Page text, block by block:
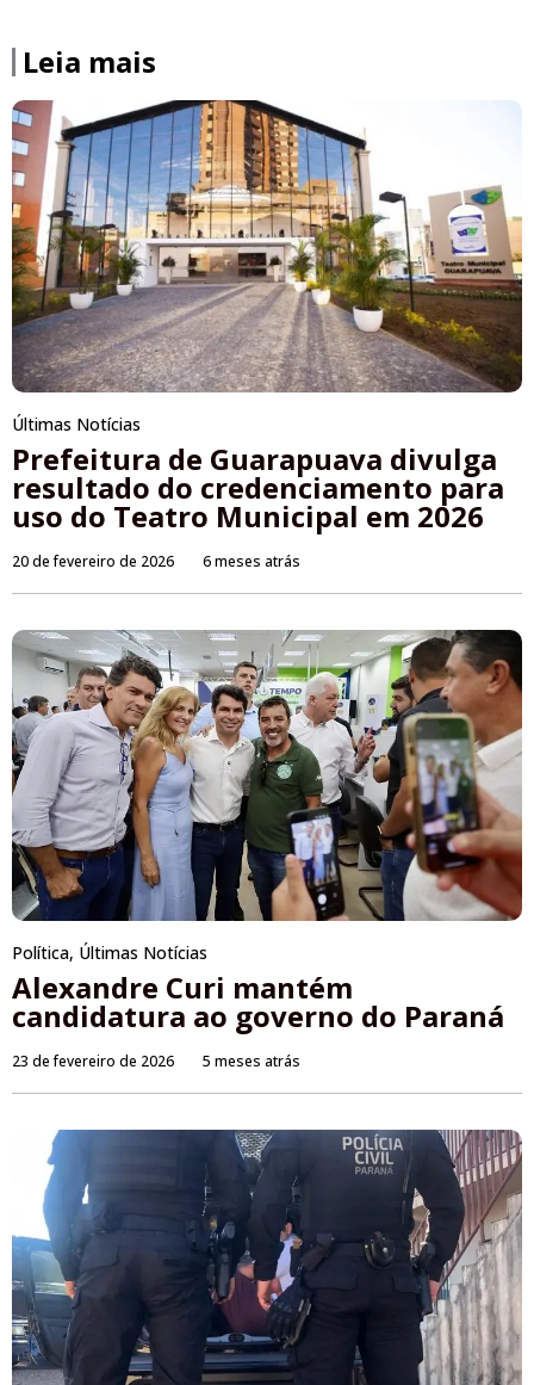
Leia mais
Últimas Notícias
Prefeitura de Guarapuava divulga
resultado do credenciamento para
uso do Teatro Municipal em 2026
20 de fevereiro de 2026 6 meses atrás
Política, Últimas Notícias
Alexandre Curi mantém
candidatura ao governo do Paraná
23 de fevereiro de 2026 5 meses atrás